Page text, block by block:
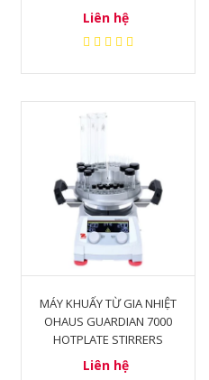
Liên hệ
MÁY KHUẤY TỪ GIA NHIỆT
OHAUS GUARDIAN 7000
HOTPLATE STIRRERS
Liên hệ